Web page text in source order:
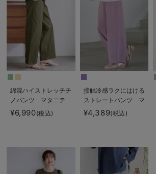
綿混ハイストレッチチ
ノパンツ マタニテ
ィ・産後【出産後も長
く着られる】
¥6,990(税込)
接触冷感ラクにはける
ストレートパンツ マ
タニティ・産後
Rosemadame（ロー
¥4,389(税込)